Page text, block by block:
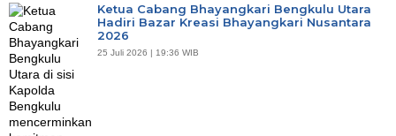
Ketua Cabang Bhayangkari Bengkulu Utara
Hadiri Bazar Kreasi Bhayangkari Nusantara
2026
25 Juli 2026 | 19:36 WIB